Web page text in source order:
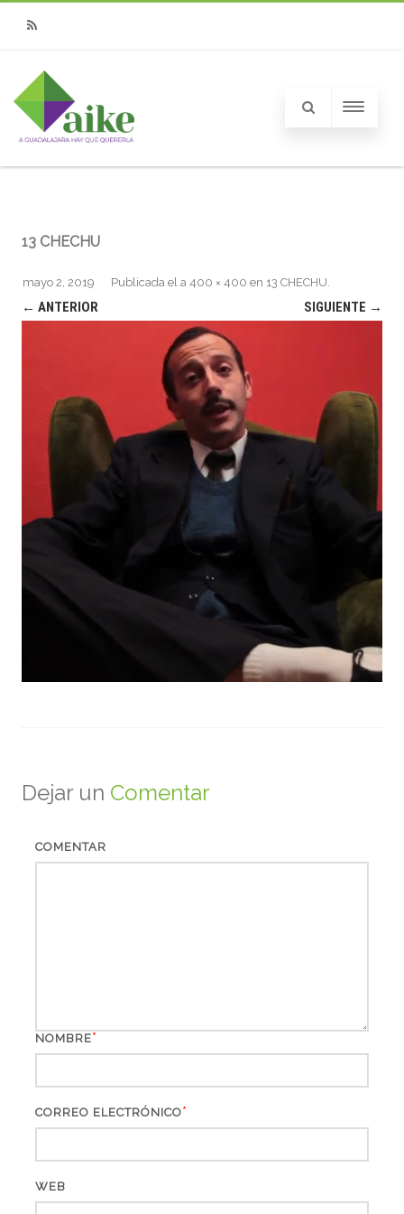
13 CHECHU
Publicada el
mayo 2, 2019 a 400 × 400 en 13 CHECHU.
← ANTERIOR SIGUIENTE →
Dejar un Comentar
COMENTAR
NOMBRE*
CORREO ELECTRÓNICO*
WEB